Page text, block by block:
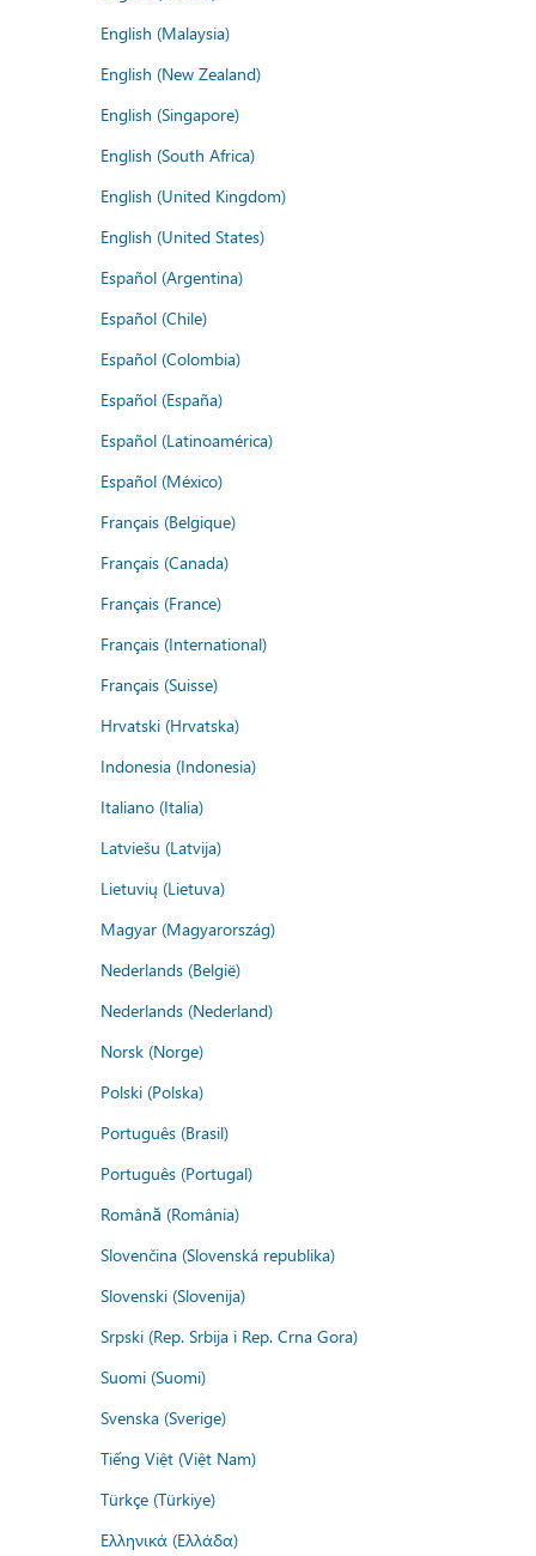
English (Malaysia)
English (New Zealand)
English (Singapore)
English (South Africa)
English (United Kingdom)
English (United States)
Español (Argentina)
Español (Chile)
Español (Colombia)
Español (España)
Español (Latinoamérica)
Español (México)
Français (Belgique)
Français (Canada)
Français (France)
Français (International)
Français (Suisse)
Hrvatski (Hrvatska)
Indonesia (Indonesia)
Italiano (Italia)
Latviešu (Latvija)
Lietuvių (Lietuva)
Magyar (Magyarország)
Nederlands (België)
Nederlands (Nederland)
Norsk (Norge)
Polski (Polska)
Português (Brasil)
Português (Portugal)
Română (România)
Slovenčina (Slovenská republika)
Slovenski (Slovenija)
Srpski (Rep. Srbija i Rep. Crna Gora)
Suomi (Suomi)
Svenska (Sverige)
Tiếng Việt (Việt Nam)
Türkçe (Türkiye)
Ελληνικά (Ελλάδα)